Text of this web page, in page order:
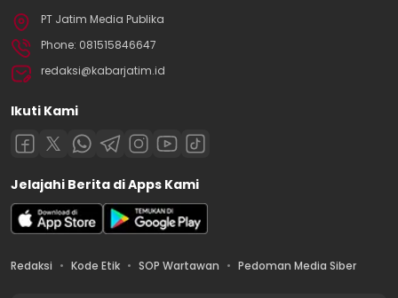
PT Jatim Media Publika
Phone: 081515846647
redaksi@kabarjatim.id
Ikuti Kami
Jelajahi Berita di Apps Kami
Redaksi Kode Etik SOP Wartawan Pedoman Media Siber